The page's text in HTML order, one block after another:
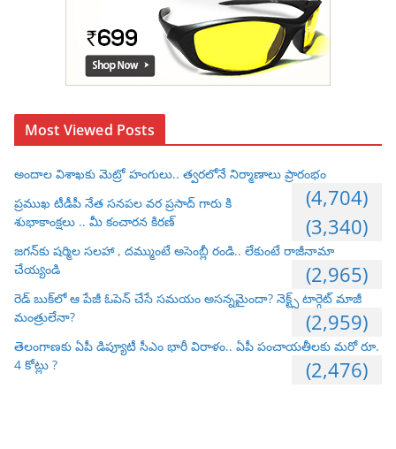
Most Viewed Posts
అందాల విశాఖకు మెట్రో హంగులు.. త్వరలోనే నిర్మాణాలు ప్రారంభం
(4,704)
ప్రముఖ టీడీపీ నేత సనపల వర ప్రసాద్ గారు కి
శుభాకాంక్షలు .. మీ కంచారన కిరణ్
(3,340)
జగన్‌కు షర్మిల సలహా , దమ్ముంటే అసెంబ్లీ రండి.. లేకుంటే రాజీనామా
చేయ్యండి
(2,965)
రెడ్ బుక్‌లో ఆ పేజీ ఓపెన్ చేసే సమయం అసన్నమైందా? నెక్ట్స్ టార్గెట్ మాజీ
మంత్రులేనా?
(2,959)
తెలంగాణకు ఏపీ డిప్యూటీ సీఎం భారీ విరాళం.. ఏపీ పంచాయతీలకు మరో రూ.
4 కోట్లు ?
(2,476)